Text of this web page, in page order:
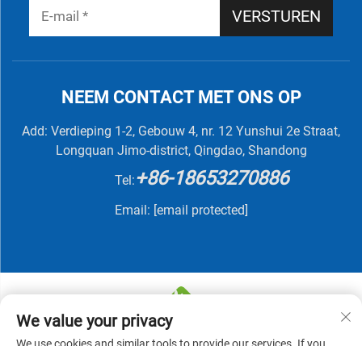
VERSTUREN
NEEM CONTACT MET ONS OP
Add: Verdieping 1-2, Gebouw 4, nr. 12 Yunshui 2e Straat,
Longquan Jimo-district, Qingdao, Shandong
Tel:+86-18653270886
Email: [email protected]
We value your privacy